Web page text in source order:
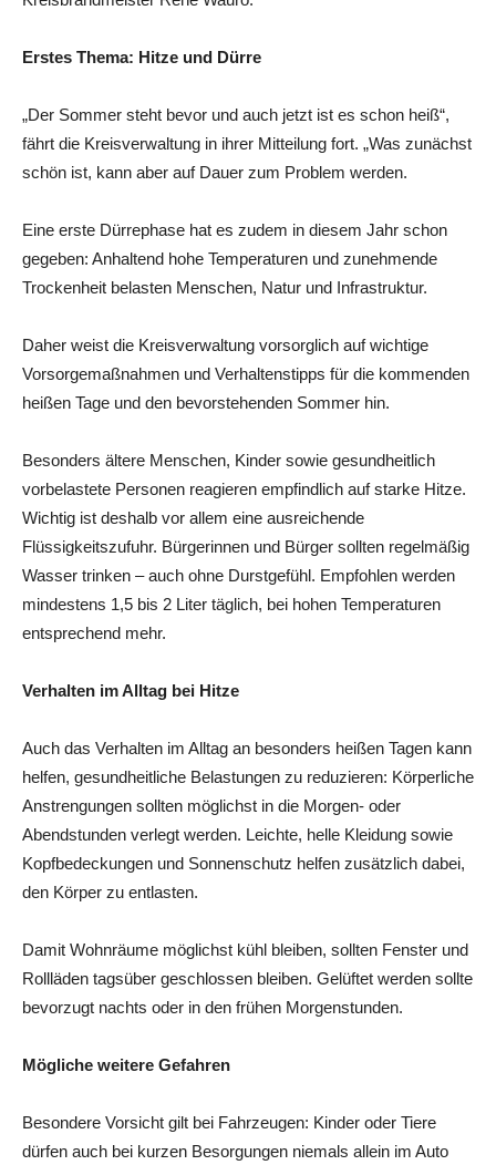
Erstes Thema: Hitze und Dürre
„Der Sommer steht bevor und auch jetzt ist es schon heiß“,
fährt die Kreisverwaltung in ihrer Mitteilung fort. „Was zunächst
schön ist, kann aber auf Dauer zum Problem werden.
Eine erste Dürrephase hat es zudem in diesem Jahr schon
gegeben: Anhaltend hohe Temperaturen und zunehmende
Trockenheit belasten Menschen, Natur und Infrastruktur.
Daher weist die Kreisverwaltung vorsorglich auf wichtige
Vorsorgemaßnahmen und Verhaltenstipps für die kommenden
heißen Tage und den bevorstehenden Sommer hin.
Besonders ältere Menschen, Kinder sowie gesundheitlich
vorbelastete Personen reagieren empfindlich auf starke Hitze.
Wichtig ist deshalb vor allem eine ausreichende
Flüssigkeitszufuhr. Bürgerinnen und Bürger sollten regelmäßig
Wasser trinken – auch ohne Durstgefühl. Empfohlen werden
mindestens 1,5 bis 2 Liter täglich, bei hohen Temperaturen
entsprechend mehr.
Verhalten im Alltag bei Hitze
Auch das Verhalten im Alltag an besonders heißen Tagen kann
helfen, gesundheitliche Belastungen zu reduzieren: Körperliche
Anstrengungen sollten möglichst in die Morgen- oder
Abendstunden verlegt werden. Leichte, helle Kleidung sowie
Kopfbedeckungen und Sonnenschutz helfen zusätzlich dabei,
den Körper zu entlasten.
Damit Wohnräume möglichst kühl bleiben, sollten Fenster und
Rollläden tagsüber geschlossen bleiben. Gelüftet werden sollte
bevorzugt nachts oder in den frühen Morgenstunden.
Mögliche weitere Gefahren
Besondere Vorsicht gilt bei Fahrzeugen: Kinder oder Tiere
dürfen auch bei kurzen Besorgungen niemals allein im Auto